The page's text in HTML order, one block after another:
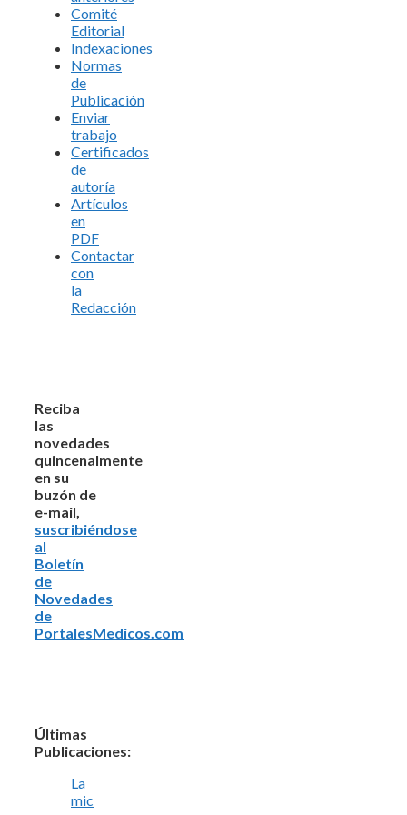
Comité
Editorial
Indexaciones
Normas
de
Publicación
Enviar
trabajo
Certificados
de
autoría
Artículos
en
PDF
Contactar
con
la
Redacción
Reciba
las
novedades
quincenalmente
en su
buzón de
e-mail,
suscribiéndose
al
Boletín
de
Novedades
de
PortalesMedicos.com
Últimas
Publicaciones:
La
mic